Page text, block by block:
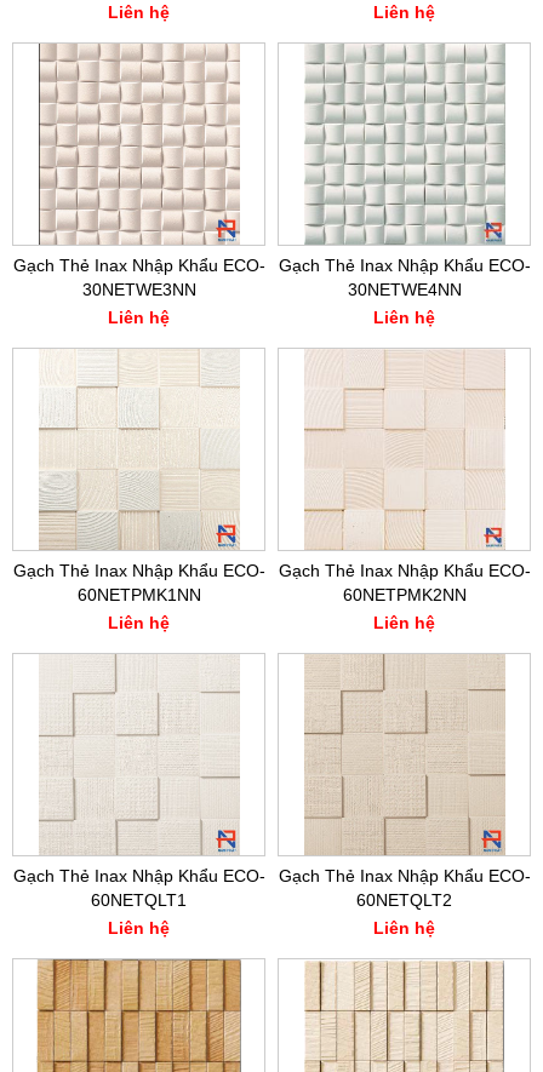
Liên hệ
Liên hệ
Gạch Thẻ Inax Nhập Khẩu ECO-
30NETWE3NN
Liên hệ
Gạch Thẻ Inax Nhập Khẩu ECO-
30NETWE4NN
Liên hệ
Gạch Thẻ Inax Nhập Khẩu ECO-
60NETPMK1NN
Liên hệ
Gạch Thẻ Inax Nhập Khẩu ECO-
60NETPMK2NN
Liên hệ
Gạch Thẻ Inax Nhập Khẩu ECO-
60NETQLT1
Liên hệ
Gạch Thẻ Inax Nhập Khẩu ECO-
60NETQLT2
Liên hệ